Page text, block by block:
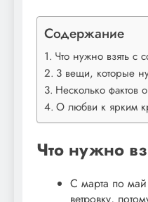
Содержание
Что нужно взять с
3 вещи, которые
Несколько фактов
О любви к ярким
Что нужно
С марта по май
ветровку,